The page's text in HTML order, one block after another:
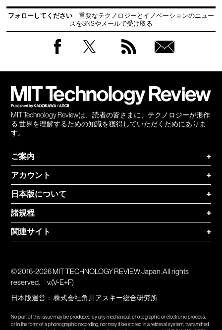
フォローしてください
重要なテクノロジーとイノベーションのニュー
スをSNSやメールで受け取る
MIT Technology Reviewは、読者の皆さまに、テクノロジーが形作
る 世界を理解するための知識を獲得していただくためにありま
す。
ご案内
+
アカウント
+
日本版について
+
諸規程
+
関連サイト
+
© 2016-2026 MIT TECHNOLOGY REVIEW Japan. All rights
reserved.
v.(V-E+F)
日本版運営：株式会社角川アスキー総合研究所
No part of this issue may be produced by any mechanical, photographic or electronic process,
or in the form of a phonographic recording, nor may it be stored in a retrieval system, transmitted